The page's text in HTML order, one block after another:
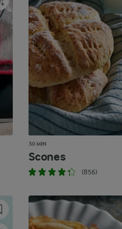
30 MIN
Scones
(856)